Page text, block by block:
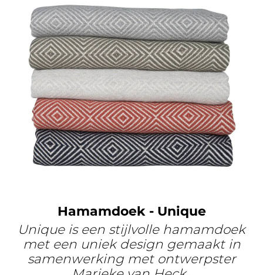
Hamamdoek - Unique
Unique is een stijlvolle hamamdoek
met een uniek design gemaakt in
samenwerking met ontwerpster